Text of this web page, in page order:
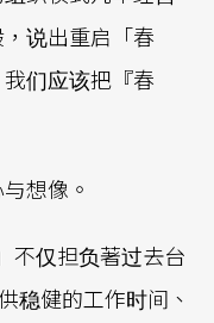
说出重启「春
们应该把『春
想像。
不仅担负著过去台
稳健的工作时间、